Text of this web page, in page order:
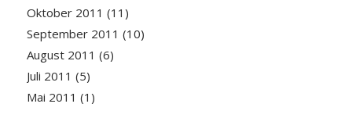
Oktober 2011 (11)
September 2011 (10)
August 2011 (6)
Juli 2011 (5)
Mai 2011 (1)